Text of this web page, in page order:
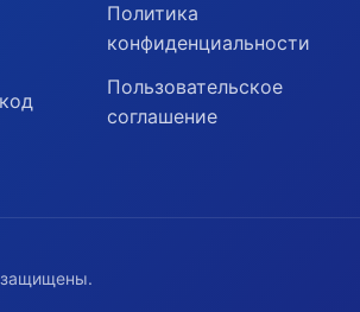
Политика
конфиденциальности
Пользовательское
соглашение
защищены.